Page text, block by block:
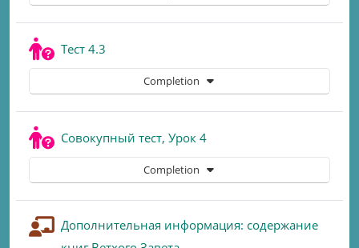
Тест 4.3
Completion
Совокупный тест, Урок 4Quiz
Completion
Дополнительная информация: содержание